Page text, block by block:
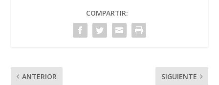
COMPARTIR:
ANTERIOR SIGUIENTE